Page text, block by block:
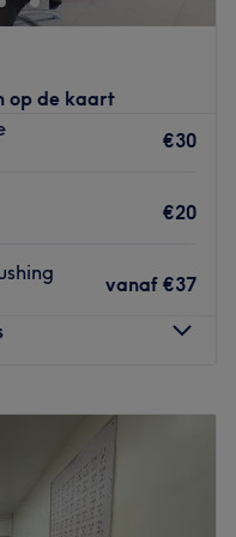
op de kaart
€30
€20
vanaf €37
09:00–
09:00
09:00 –
09:00